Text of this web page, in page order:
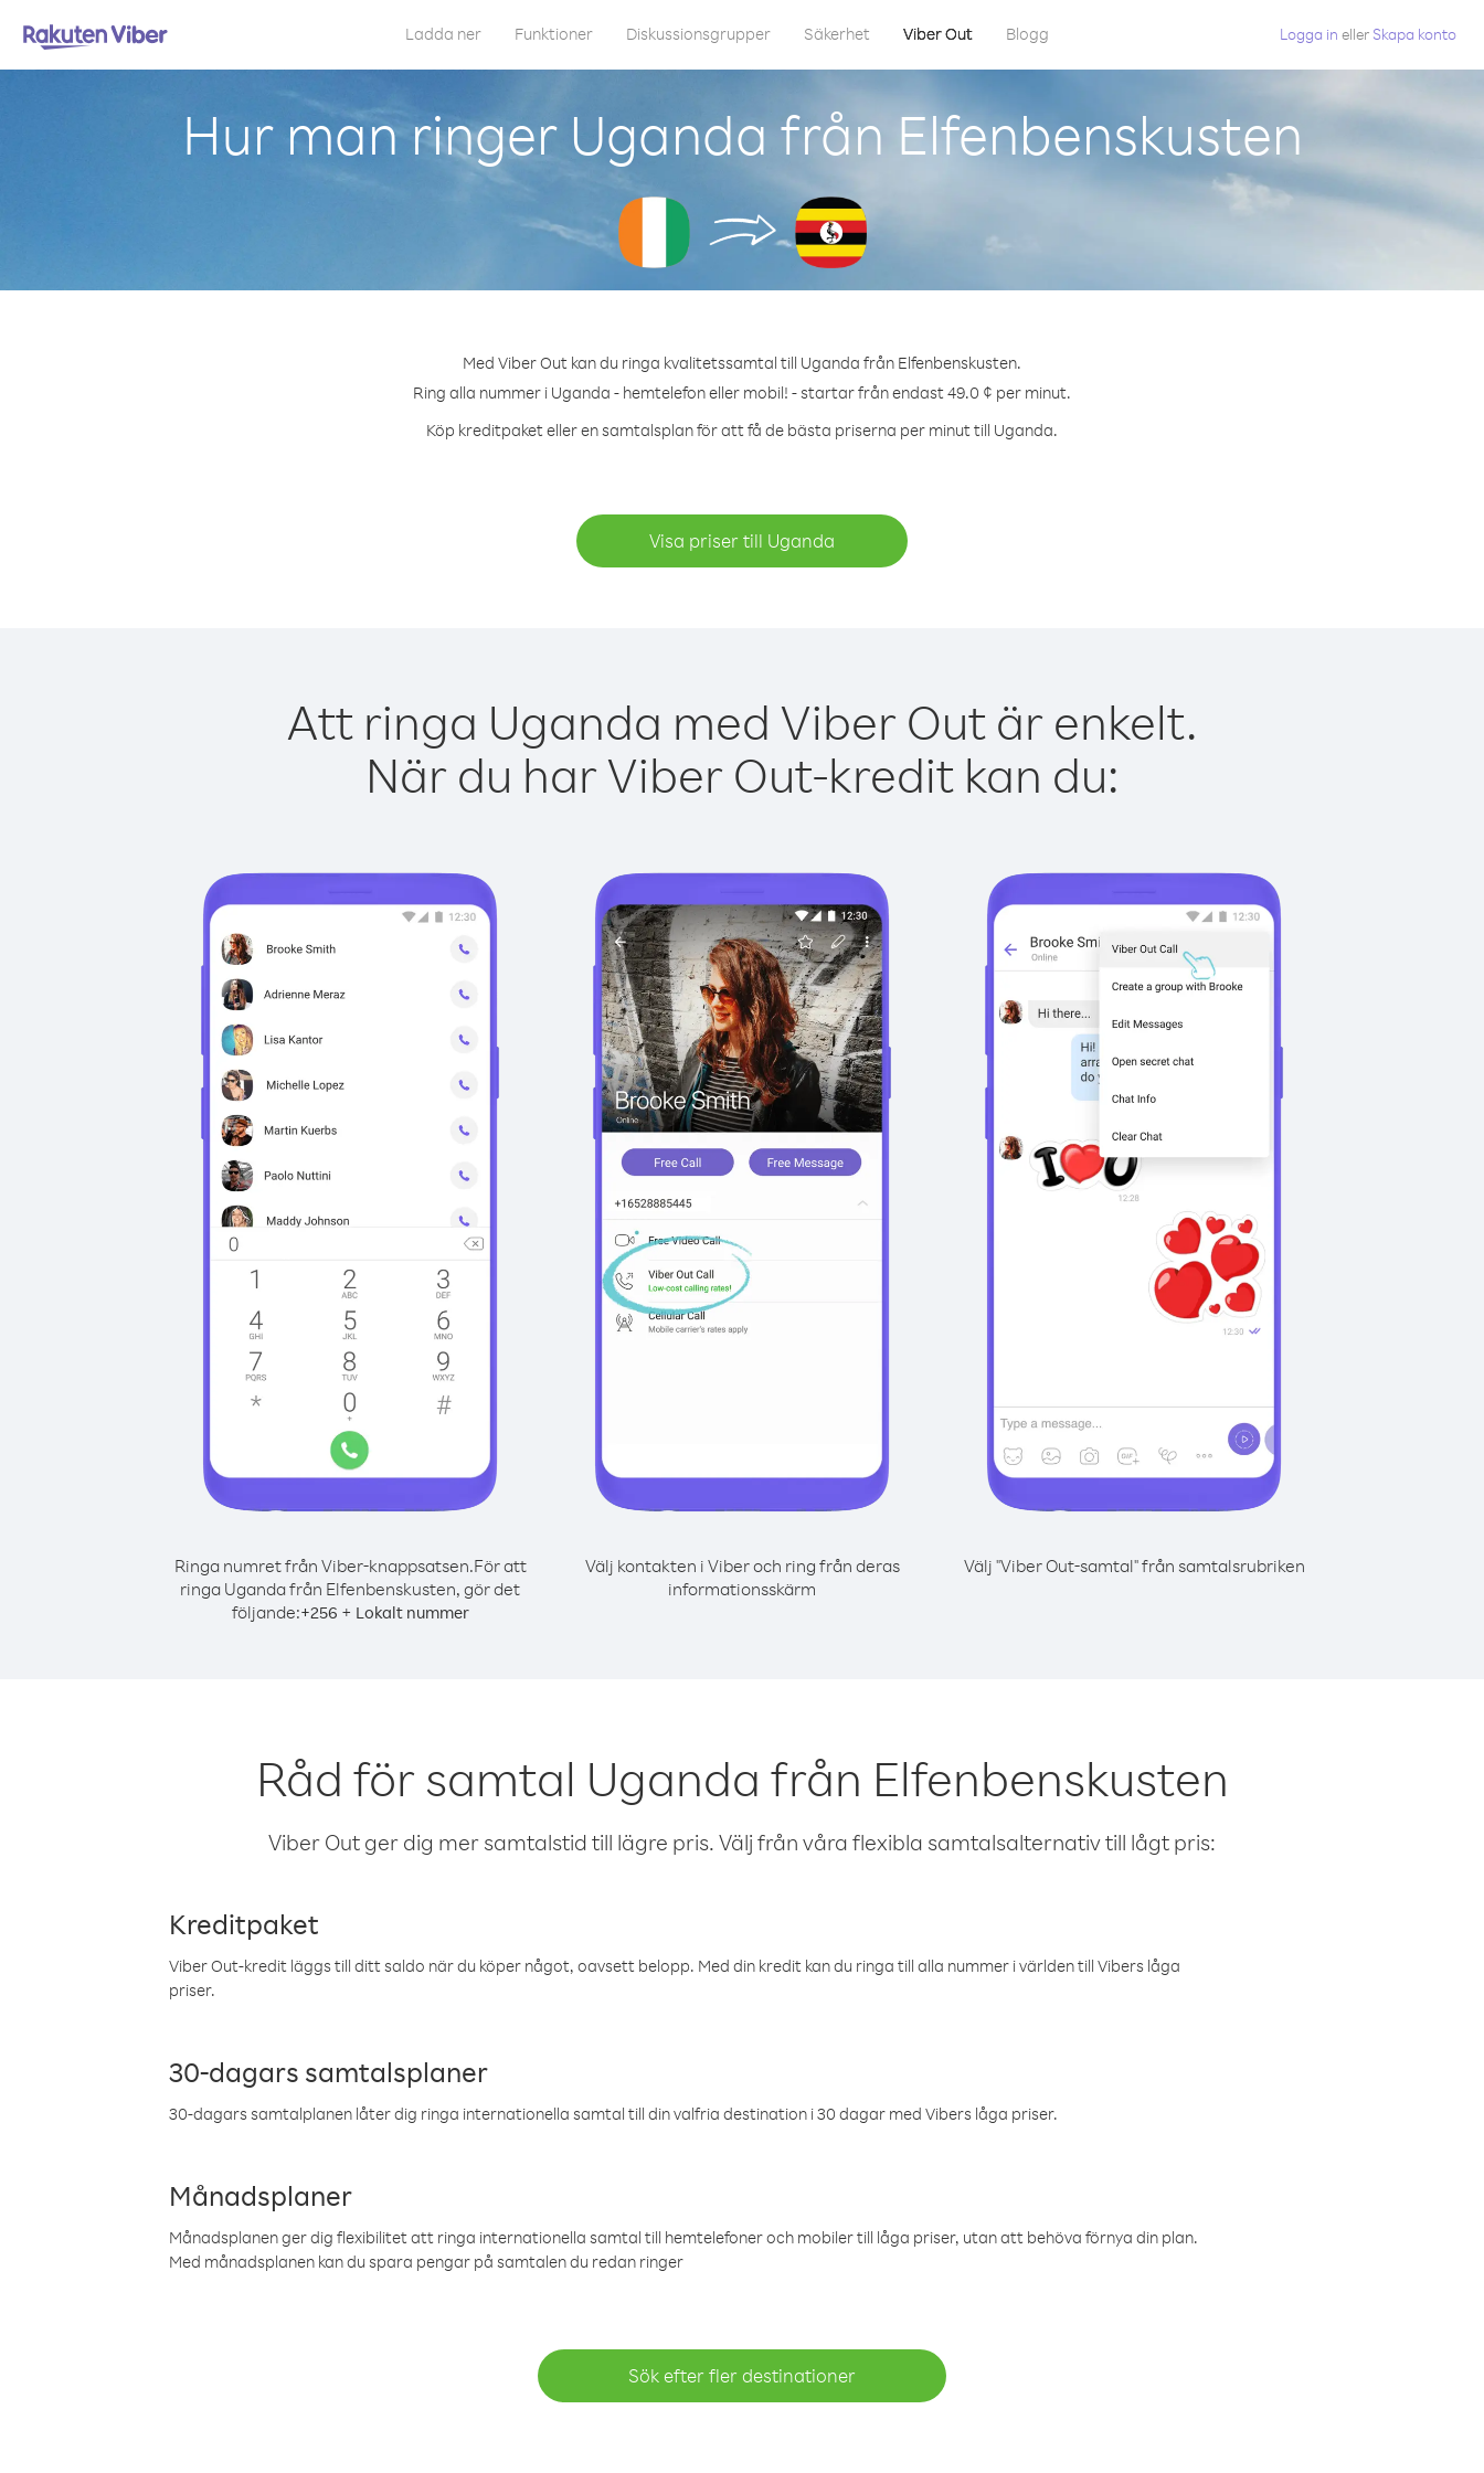
Ladda ner Funktioner Diskussionsgrupper Säkerhet Viber Out Blogg Logga in eller Skapa konto
Hur man ringer Uganda från Elfenbenskusten
Med Viber Out kan du ringa kvalitetssamtal till Uganda från Elfenbenskusten.
Ring alla nummer i Uganda - hemtelefon eller mobil! - startar från endast 49.0 ¢ per minut.
Köp kreditpaket eller en samtalsplan för att få de bästa priserna per minut till Uganda.
Visa priser till Uganda
Att ringa Uganda med Viber Out är enkelt.
När du har Viber Out-kredit kan du:
Ringa numret från Viber-knappsatsen.För att
ringa Uganda från Elfenbenskusten, gör det
följande:+256 + Lokalt nummer
Välj kontakten i Viber och ring från deras
informationsskärm
Välj "Viber Out-samtal" från samtalsrubriken
Råd för samtal Uganda från Elfenbenskusten
Viber Out ger dig mer samtalstid till lägre pris. Välj från våra flexibla samtalsalternativ till lågt pris:
Kreditpaket
Viber Out-kredit läggs till ditt saldo när du köper något, oavsett belopp. Med din kredit kan du ringa till alla nummer i världen till Vibers låga
priser.
30-dagars samtalsplaner
30-dagars samtalplanen låter dig ringa internationella samtal till din valfria destination i 30 dagar med Vibers låga priser.
Månadsplaner
Månadsplanen ger dig flexibilitet att ringa internationella samtal till hemtelefoner och mobiler till låga priser, utan att behöva förnya din plan.
Med månadsplanen kan du spara pengar på samtalen du redan ringer
Sök efter fler destinationer